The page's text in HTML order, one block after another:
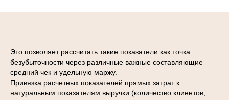
Это позволяет рассчитать такие показатели как точка
безубыточности через различные важные составляющие –
средний чек и удельную маржу.
Привязка расчетных показателей прямых затрат к
натуральным показателям выручки (количество клиентов,